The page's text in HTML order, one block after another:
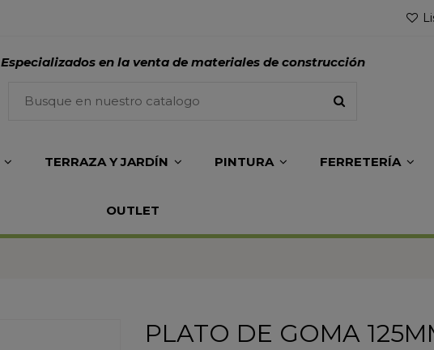
Especializados en la venta de materiales de construcción
TERRAZA Y JARDÍN PINTURA FERRETERÍA
OUTLET
PLATO DE GOMA